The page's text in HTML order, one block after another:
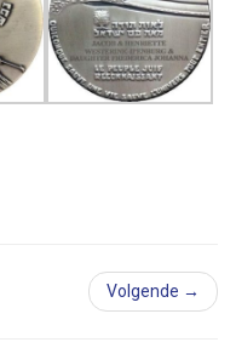
Volgende →